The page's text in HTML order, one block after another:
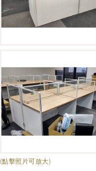
(點擊照片可放大)